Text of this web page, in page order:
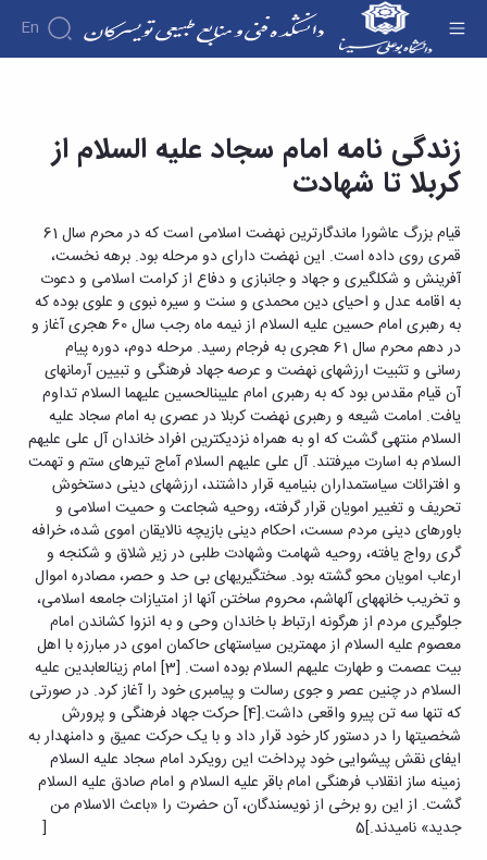
En
درباره
دانشکده
تاریخچه
ریاست
دانشکده
رؤسای
پیشین
آلبوم
عکس
اطلاعات
تماس
سازمان
دانشکده
معاونت
آموزشی
معاونت
پژوهشی
آموزش
تقویم
آموزشی
دروس
ارائه
شده
دوره
کارشناسی
فرم
ها
و
آئین
نامه
ها
پژوهش
پژوهش
اولویت
های
پژوهشی
فرم
های
پژوهشی
کارگاه
ها
و
آزمایشگاه
ها
نشریات
اساتید
اساتید
دانشکده
اساتید
بازنشسته
کارکنان
آموزشی
گروه
های
آموزشی
مهندسی
صنایع
مهندسی
صنایع
غذایی
مهندسی
فناوری
اطلاعات
- دانشکده فنی و منابع طبیعی تویسرکان
زندگی نامه امام سجاد علیه السلام از
کربلا تا شهادت
قیام بزرگ عاشورا ماندگارترین نهضت اسلامی است که در محرم سال 61
قمری روی داده است. این نهضت دارای دو مرحله بود. برهه نخست،
آفرینش و شکل‏گیری و جهاد و جانبازی و دفاع از کرامت اسلامی و دعوت
به اقامه عدل و احیای دین محمدی و سنت و سیره نبوی و علوی بوده که
به رهبری امام حسین علیه السلام از نیمه ماه رجب سال 60 هجری آغاز و
در دهم محرم سال 61 هجری به فرجام رسید. مرحله دوم، دوره پیام
رسانی و تثبیت ارزشهای نهضت و عرصه جهاد فرهنگی و تبیین آرمان‏های
آن قیام مقدس بود که به رهبری امام علی‏بن‏الحسین علیهما السلام تداوم
یافت. امامت شیعه و رهبری نهضت کربلا در عصری به امام سجاد علیه
السلام منتهی گشت که او به همراه نزدیک‏ترین افراد خاندان آل علی علیهم
السلام به اسارت می‏رفتند. آل علی علیهم السلام آماج تیرهای ستم و تهمت
و افترائات سیاستمداران بنی‏امیه قرار داشتند، ارزشهای دینی دستخوش
تحریف و تغییر امویان قرار گرفته، روحیه شجاعت و حمیت اسلامی و
باورهای دینی مردم سست، احکام دینی بازیچه نالایقان اموی شده، خرافه
گری رواج یافته، روحیه شهامت وشهادت طلبی در زیر شلاق و شکنجه و
ارعاب امویان محو گشته بود. سخت‏گیری‏های بی‏ حد و حصر، مصادره اموال
و تخریب خانه‏های آل‏هاشم، محروم ساختن آنها از امتیازات جامعه اسلامی،
جلوگیری مردم از هرگونه ارتباط با خاندان وحی و به انزوا کشاندن امام
معصوم علیه السلام از مهم‏ترین سیاست‏های حاکمان اموی در مبارزه با اهل
بیت عصمت و طهارت علیهم السلام بوده است. [3] امام زین‏العابدین علیه
السلام در چنین عصر و جوی رسالت و پیامبری خود را آغاز کرد. در صورتی
که تنها سه تن پیرو واقعی داشت.[4] حرکت جهاد فرهنگی و پرورش
شخصیت‏ها را در دستور کار خود قرار داد و با یک حرکت عمیق و دامنه‏دار به
ایفای نقش پیشوایی خود پرداخت این رویکرد امام سجاد علیه السلام
زمینه ساز انقلاب فرهنگی امام باقر علیه السلام و امام صادق علیه السلام
گشت. از این رو برخی از نویسندگان، آن حضرت را «باعث الاسلام من
جدید» نامیدند.]5 [